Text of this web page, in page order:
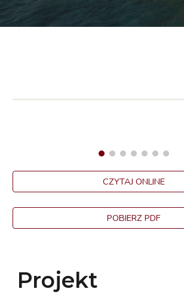
CZYTAJ ONLINE
POBIERZ PDF
Projekt